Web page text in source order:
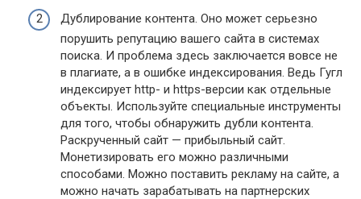
Дублирование контента. Оно может серьезно
порушить репутацию вашего сайта в системах
поиска. И проблема здесь заключается вовсе не
в плагиате, а в ошибке индексирования. Ведь Гугл
индексирует http- и https-версии как отдельные
объекты. Используйте специальные инструменты
для того, чтобы обнаружить дубли контента.
Раскрученный сайт — прибыльный сайт.
Монетизировать его можно различными
способами. Можно поставить рекламу на сайте, а
можно начать зарабатывать на партнерских